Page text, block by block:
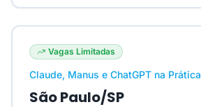
Vagas Limitadas
Claude, Manus e ChatGPT na Prática
São Paulo/SP